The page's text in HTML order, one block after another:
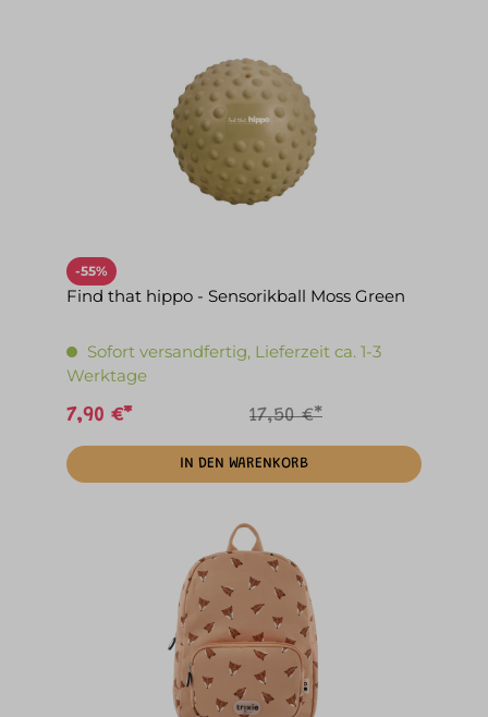
-55%
Find that hippo - Sensorikball Moss Green
Sofort versandfertig, Lieferzeit ca. 1-3
Werktage
7,90 €* 17,50 €*
IN DEN WARENKORB